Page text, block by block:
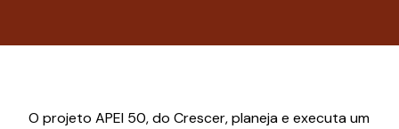
O projeto APEI 50, do Crescer, planeja e executa um